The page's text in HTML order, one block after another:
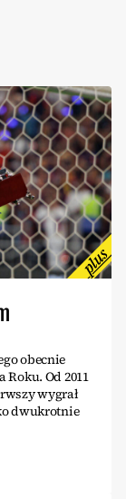
obecnie
Od 2011
wygrał
dwukrotnie